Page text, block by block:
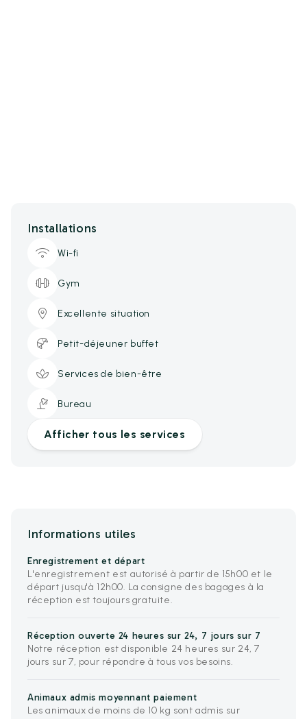
Installations
Wi-fi
Gym
Excellente situation
Petit-déjeuner buffet
Services de bien-être
Bureau
Afficher tous les services
Informations utiles
Enregistrement et départ
L'enregistrement est autorisé à partir de 15h00 et le
départ jusqu'à 12h00. La consigne des bagages à la
réception est toujours gratuite.
Réception ouverte 24 heures sur 24, 7 jours sur 7
Notre réception est disponible 24 heures sur 24, 7
jours sur 7, pour répondre à tous vos besoins.
Animaux admis moyennant paiement
Les animaux de moins de 10 kg sont admis sur